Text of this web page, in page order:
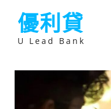
優利貸
U Lead Bank